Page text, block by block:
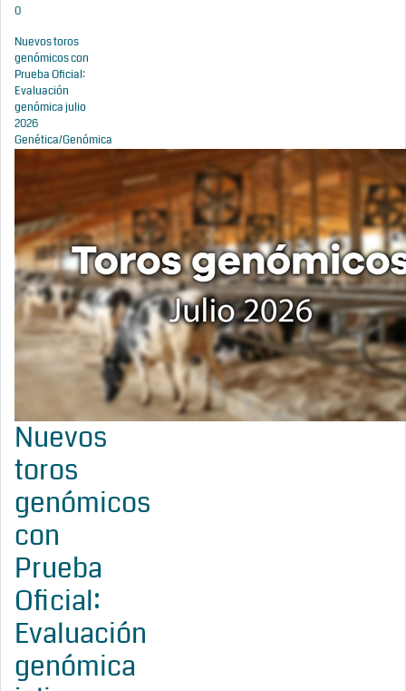
0
Nuevos toros
genómicos con
Prueba Oficial:
Evaluación
genómica julio
2026
Genética/Genómica
Nuevos
toros
genómicos
con
Prueba
Oficial:
Evaluación
genómica